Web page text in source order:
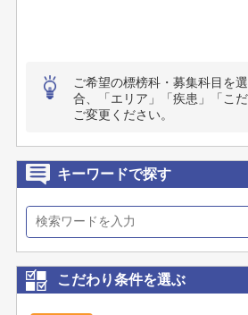
ご希望の標榜科・募集科目を
合、「エリア」「疾患」「こ
ご変更ください。
キーワードで探す
こだわり条件を選ぶ